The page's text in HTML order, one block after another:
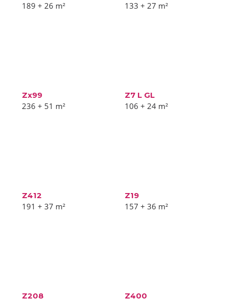
189 + 26 m² 133 + 27 m²
Zx99
236 + 51 m²
Z7 L GL
106 + 24 m²
Z412
191 + 37 m²
Z19
157 + 36 m²
Z208 Z400